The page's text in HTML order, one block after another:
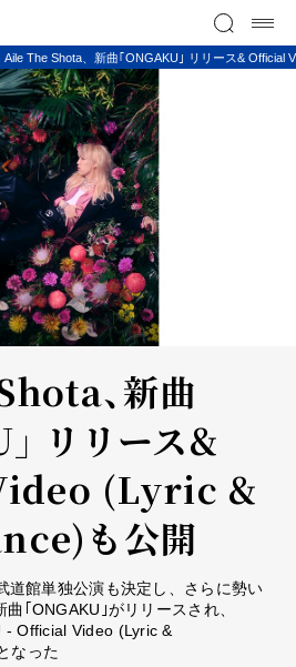
Aile The Shota、新曲｢ONGAKU｣ リリース& Official
、新曲
リリース&
(Lyric &
も公開
道館単独公演も決定し、さらに勢い
｢ONGAKU｣がリリースされ、
- Official Video (Lyric &
なった